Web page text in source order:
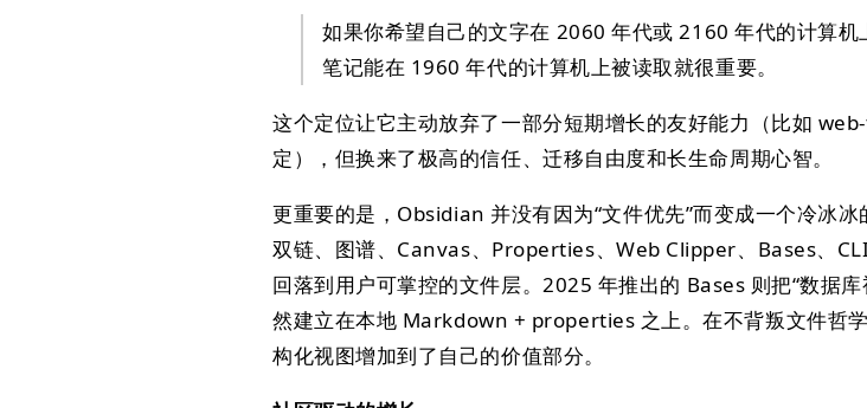
如果你希望自己的文字在 2060 年代或 2160 年代的计算
笔记能在 1960 年代的计算机上被读取就很重要。
这个定位让它主动放弃了一部分短期增长的友好能力（比如
定），但换来了极高的信任、迁移自由度和长生命周期心智。
更重要的是，Obsidian 并没有因为“文件优先”而变成一个冷冰
双链、图谱、Canvas、Properties、Web Clipper、Bases、
回落到用户可掌控的文件层。2025 年推出的 Bases 则把“数据
然建立在本地 Markdown + properties 之上。在不背叛文件哲
构化视图增加到了自己的价值部分。